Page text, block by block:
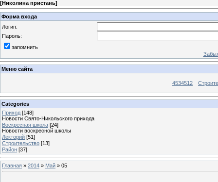
[Николина пристань]
Форма входа
Логин:
Пароль:
запомнить
Меню сайта
4534512
Categories
Приход [148]
Новости Свято-Никольского прихода
Воскресная школа [24]
Новости воскресной школы
Лекторий [51]
Строительство [13]
Район [37]
Главная » 2014 » Май » 05